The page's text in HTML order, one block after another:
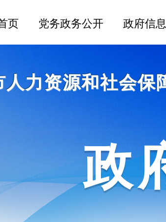
人力资源和社会保
政